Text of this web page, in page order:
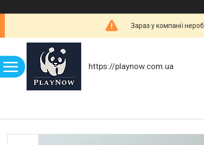
Зараз у компанії
https://playnow.com.ua